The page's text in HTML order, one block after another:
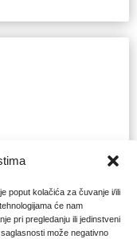
poput kolačića za čuvanje i/ili
će nam
pri pregledanju ili jedinstveni
može negativno